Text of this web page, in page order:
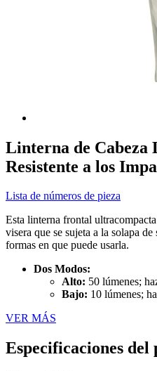
Linterna de Cabeza
Resistente a los
Lista de números de pieza
Esta linterna frontal
visera que se sujeta a la solapa
formas en que puede usarla.
Dos Modos:
Alto: 50 lúmenes;
Bajo: 10 lúmenes;
VER MÁS
Especificaciones del